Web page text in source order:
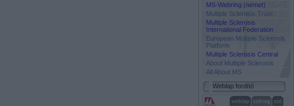
MS-Webring (német)
Multiple Sclerosis Trust
Multiple Sclerosis
International Federation
European Multiple Sclerosis
Platform
Multiple Sclerosis Central
About Multiple Sclerosis
All About MS
Weblap fordító